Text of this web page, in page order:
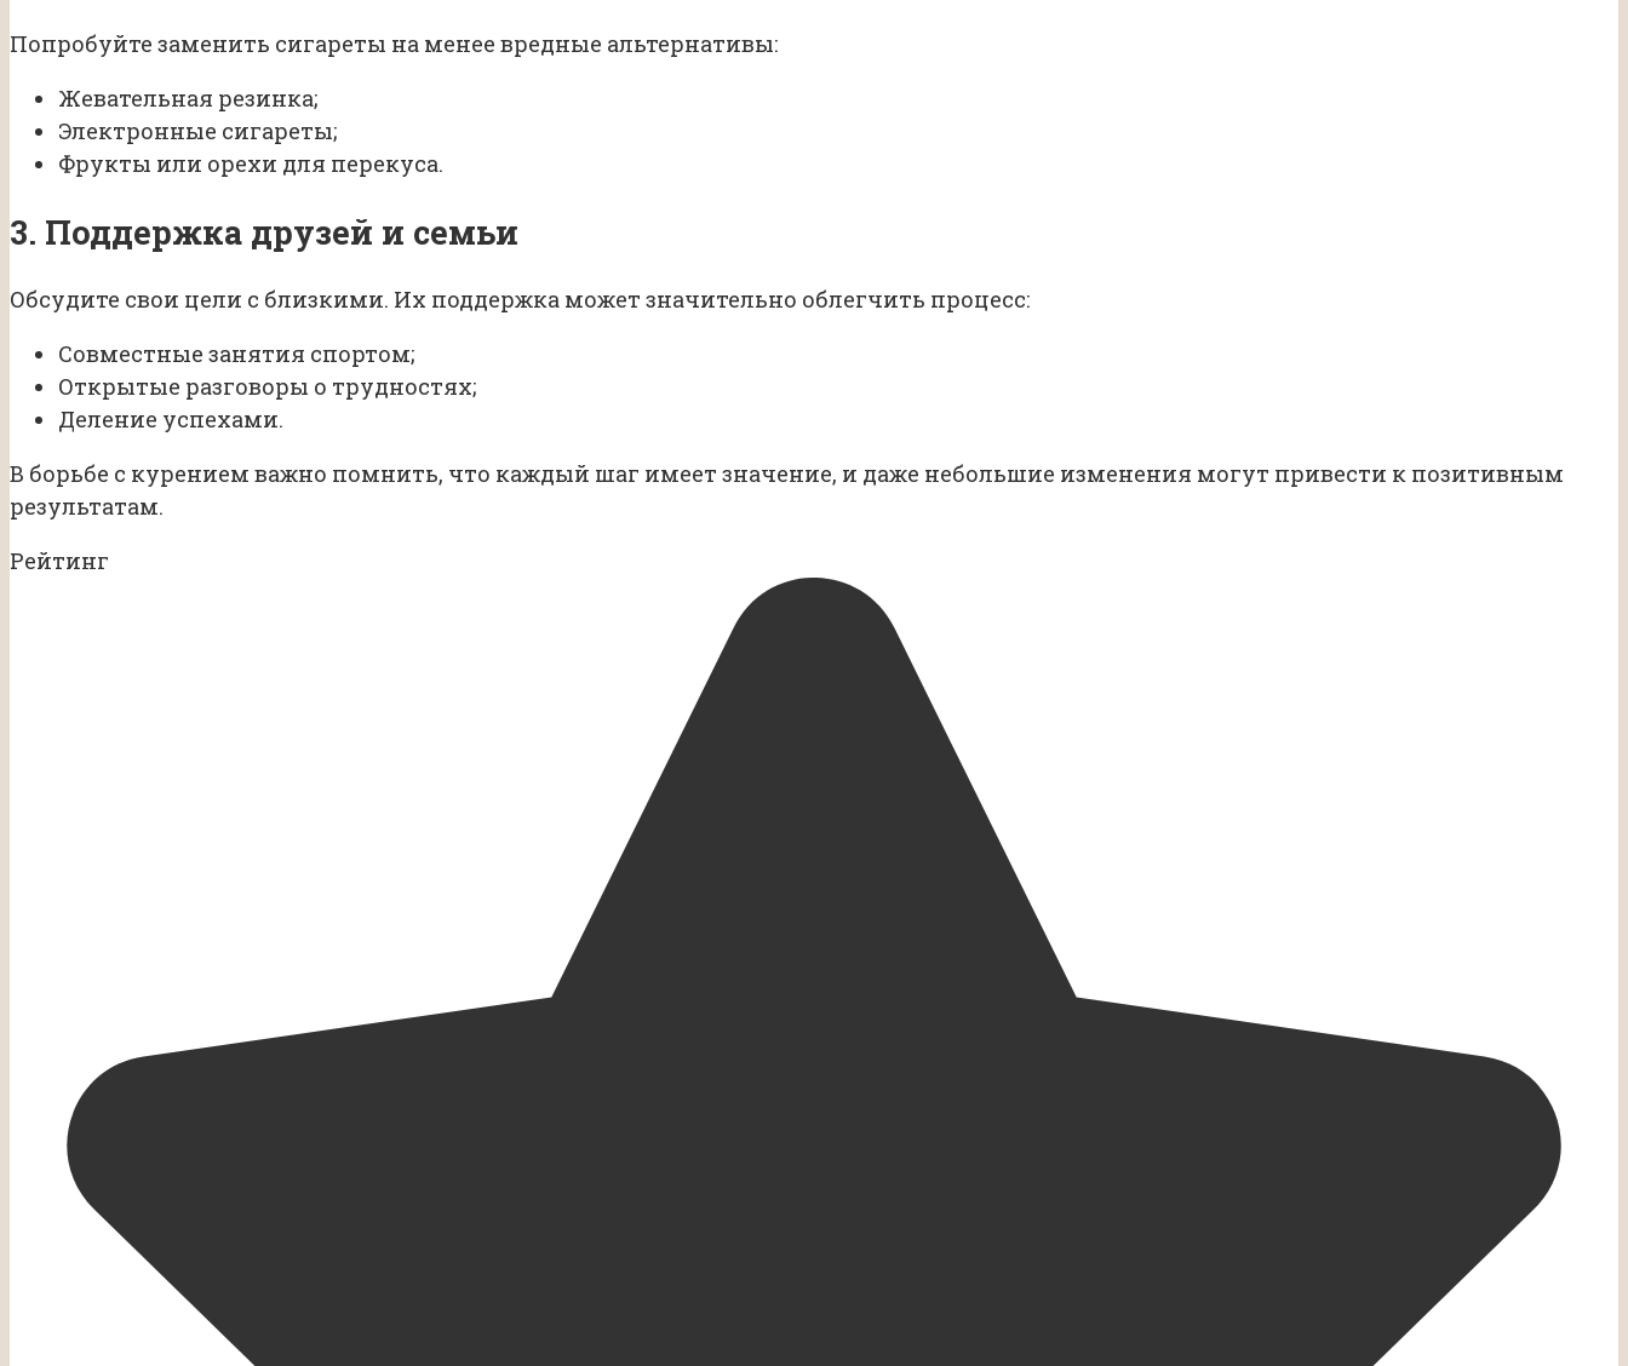
Попробуйте заменить сигареты на менее вредные альтернативы:
Жевательная резинка;
Электронные сигареты;
Фрукты или орехи для перекуса.
3. Поддержка друзей и семьи
Обсудите свои цели с близкими. Их поддержка может значительно облегчить процесс:
Совместные занятия спортом;
Открытые разговоры о трудностях;
Деление успехами.
В борьбе с курением важно помнить, что каждый шаг имеет значение, и даже небольшие изменения могут привести к позитивным
результатам.
Рейтинг